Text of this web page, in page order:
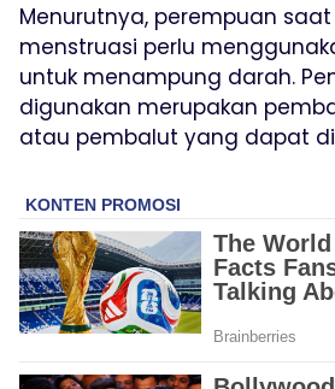
Menurutnya, perempuan
menstruasi perlu
untuk menampung darah.
digunakan merupakan
atau pembalut yang dapat